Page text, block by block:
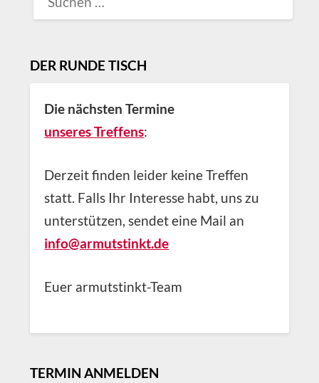
NACH:
DER RUNDE TISCH
Die nächsten Termine
unseres Treffens:
Derzeit finden leider keine Treffen
statt. Falls Ihr Interesse habt, uns zu
unterstützen, sendet eine Mail an
info@armutstinkt.de
Euer armutstinkt-Team
TERMIN ANMELDEN